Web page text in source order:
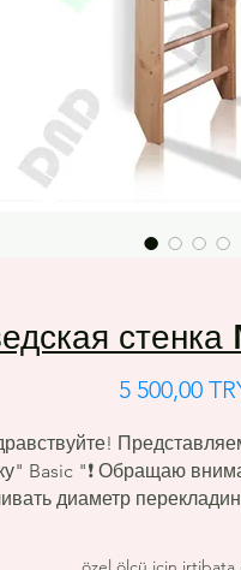
стенка
5 500,00
Basic"❗ Обращаю
диаметр